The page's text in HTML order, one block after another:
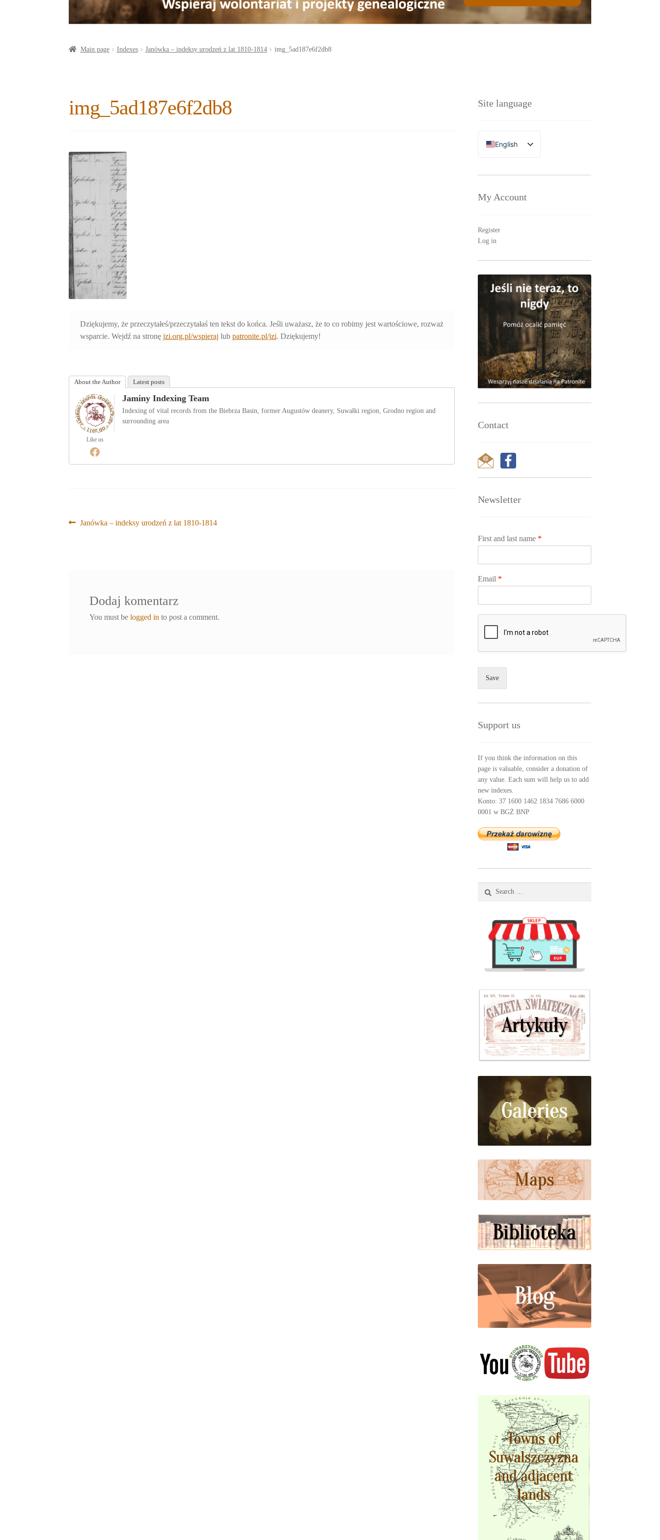
Main page Indexes Janówka – indeksy urodzeń z lat 1810-1814 img_5ad187e6f2db8
img_5ad187e6f2db8
Dziękujemy, że przeczytałeś/przeczytałaś ten tekst do końca. Jeśli uważasz, że to co robimy jest wartościowe, rozważ
wsparcie. Wejdź na stronę jzi.org.pl/wspieraj lub patronite.pl/jzi. Dziękujemy!
About the Author Latest posts
Like us
Jaminy Indexing Team
Indexing of vital records from the Biebrza Basin, former Augustów deanery, Suwałki region, Grodno region and
surrounding area
Nawigacja
Poprzedni
Janówka – indeksy urodzeń z lat 1810-1814
Dodaj komentarz
You must be logged in to post a comment.
Site language
English
Polski
My Account
Register
Log in
Contact
Newsletter
First and last name *
Email *
Save
Support us
If you think the information on this
page is valuable, consider a donation of
any value. Each sum will help us to add
new indexes.
Konto: 37 1600 1462 1834 7686 6000
0001 w BGŻ BNP